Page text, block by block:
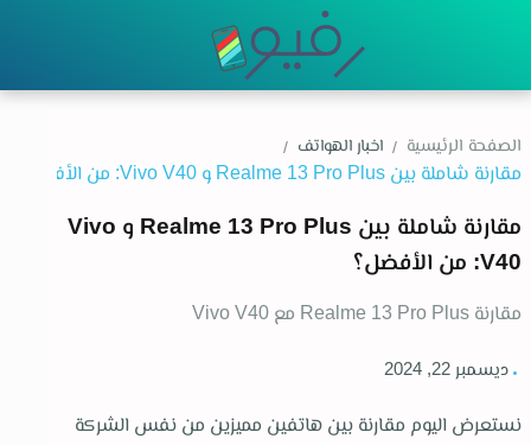
الصفحة الرئيسية اخبار الهواتف
مقارنة شاملة بين Realme 13 Pro Plus و Vivo
V40: من الأفضل؟
مقارنة Realme 13 Pro Plus مع Vivo V40
ديسمبر 22, 2024
نستعرض اليوم مقارنة بين هاتفين مميزين من نفس الشركة